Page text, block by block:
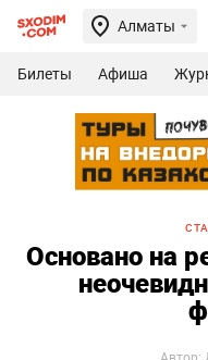
Алматы
Билеты Афиша
Основано на